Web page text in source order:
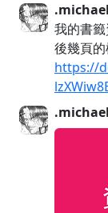
我的書
後幾頁
https://